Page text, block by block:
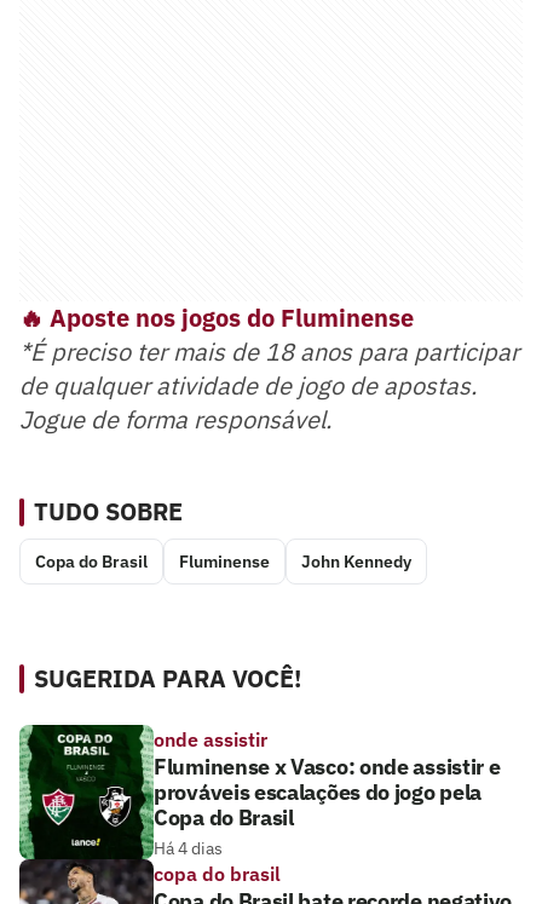
🔥 Aposte nos jogos do Fluminense
*É preciso ter mais de 18 anos para participar
de qualquer atividade de jogo de apostas.
Jogue de forma responsável.
TUDO SOBRE
Copa do Brasil Fluminense John Kennedy
SUGERIDA PARA VOCÊ!
onde assistir
Fluminense x Vasco: onde assistir e
prováveis escalações do jogo pela
Copa do Brasil
Há 4 dias
copa do brasil